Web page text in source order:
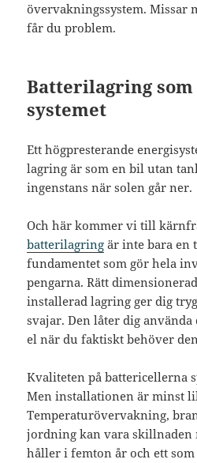
övervakningssystem. Missar
får du problem.
Batterilagring
systemet
Ett högpresterande
lagring är som en bil utan
ingenstans när solen går ner.
Och här kommer vi till
batterilagring är inte bara en
fundamentet som gör hela
pengarna. Rätt
installerad lagring ger dig
svajar. Den låter dig
el när du faktiskt behöver
Kvaliteten på battericellerna
Men installationen är minst
Temperaturövervakning,
jordning kan vara skillnaden
håller i femton år och ett